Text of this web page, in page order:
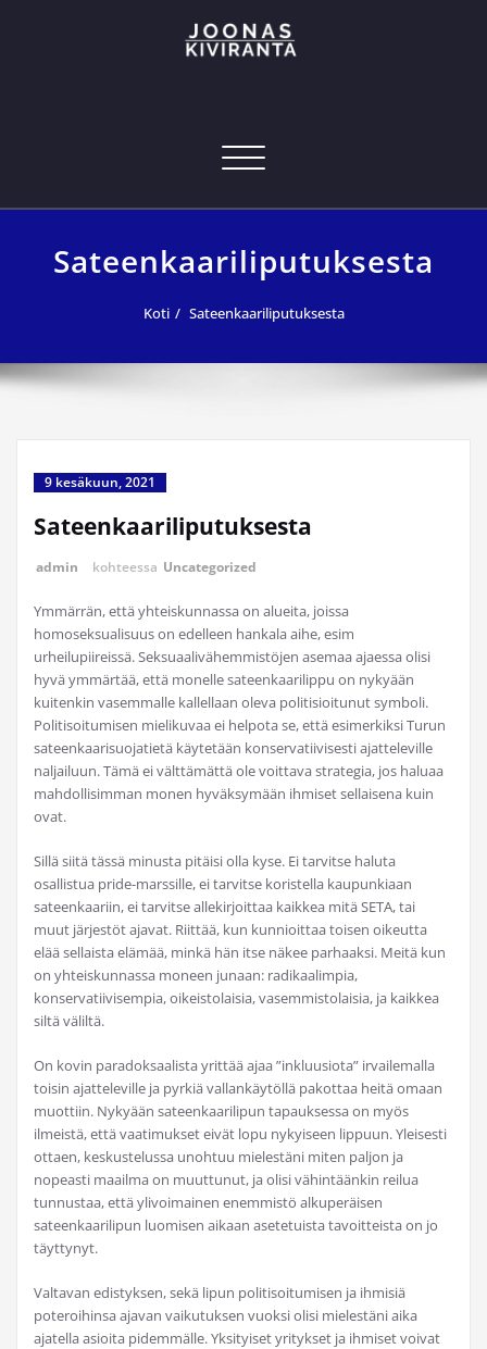
tekniikan osaaja
Navigoi
Sateenkaariliputuksesta
Koti Sateenkaariliputuksesta
9 kesäkuun, 2021
Sateenkaariliputuksesta
admin kohteessa Uncategorized
Ymmärrän, että yhteiskunnassa on alueita, joissa
homoseksualisuus on edelleen hankala aihe, esim
urheilupiireissä. Seksuaalivähemmistöjen asemaa ajaessa olisi
hyvä ymmärtää, että monelle sateenkaarilippu on nykyään
kuitenkin vasemmalle kallellaan oleva politisioitunut symboli.
Politisoitumisen mielikuvaa ei helpota se, että esimerkiksi Turun
sateenkaarisuojatietä käytetään konservatiivisesti ajatteleville
naljailuun. Tämä ei välttämättä ole voittava strategia, jos haluaa
mahdollisimman monen hyväksymään ihmiset sellaisena kuin
ovat.
Sillä siitä tässä minusta pitäisi olla kyse. Ei tarvitse haluta
osallistua pride-marssille, ei tarvitse koristella kaupunkiaan
sateenkaariin, ei tarvitse allekirjoittaa kaikkea mitä SETA, tai
muut järjestöt ajavat. Riittää, kun kunnioittaa toisen oikeutta
elää sellaista elämää, minkä hän itse näkee parhaaksi. Meitä kun
on yhteiskunnassa moneen junaan: radikaalimpia,
konservatiivisempia, oikeistolaisia, vasemmistolaisia, ja kaikkea
siltä väliltä.
On kovin paradoksaalista yrittää ajaa ”inkluusiota” irvailemalla
toisin ajatteleville ja pyrkiä vallankäytöllä pakottaa heitä omaan
muottiin. Nykyään sateenkaarilipun tapauksessa on myös
ilmeistä, että vaatimukset eivät lopu nykyiseen lippuun. Yleisesti
ottaen, keskustelussa unohtuu mielestäni miten paljon ja
nopeasti maailma on muuttunut, ja olisi vähintäänkin reilua
tunnustaa, että ylivoimainen enemmistö alkuperäisen
sateenkaarilipun luomisen aikaan asetetuista tavoitteista on jo
täyttynyt.
Valtavan edistyksen, sekä lipun politisoitumisen ja ihmisiä
poteroihinsa ajavan vaikutuksen vuoksi olisi mielestäni aika
ajatella asioita pidemmälle. Yksityiset yritykset ja ihmiset voivat